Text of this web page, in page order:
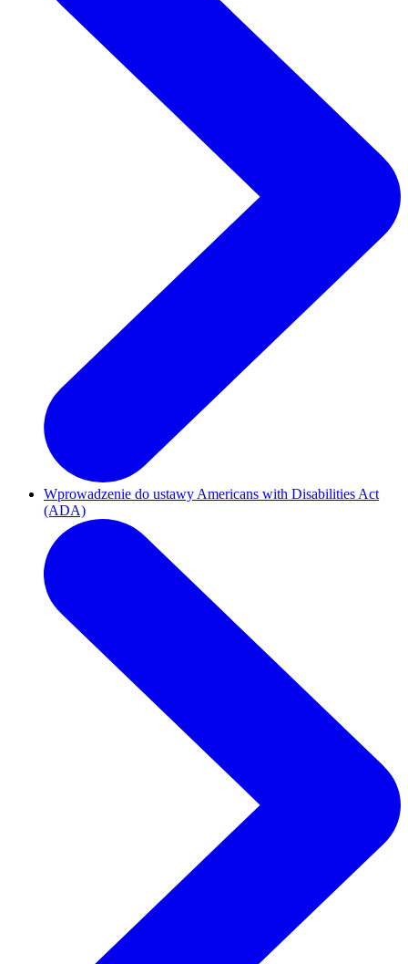
Wprowadzenie do ustawy Americans with Disabilities Act
(ADA)